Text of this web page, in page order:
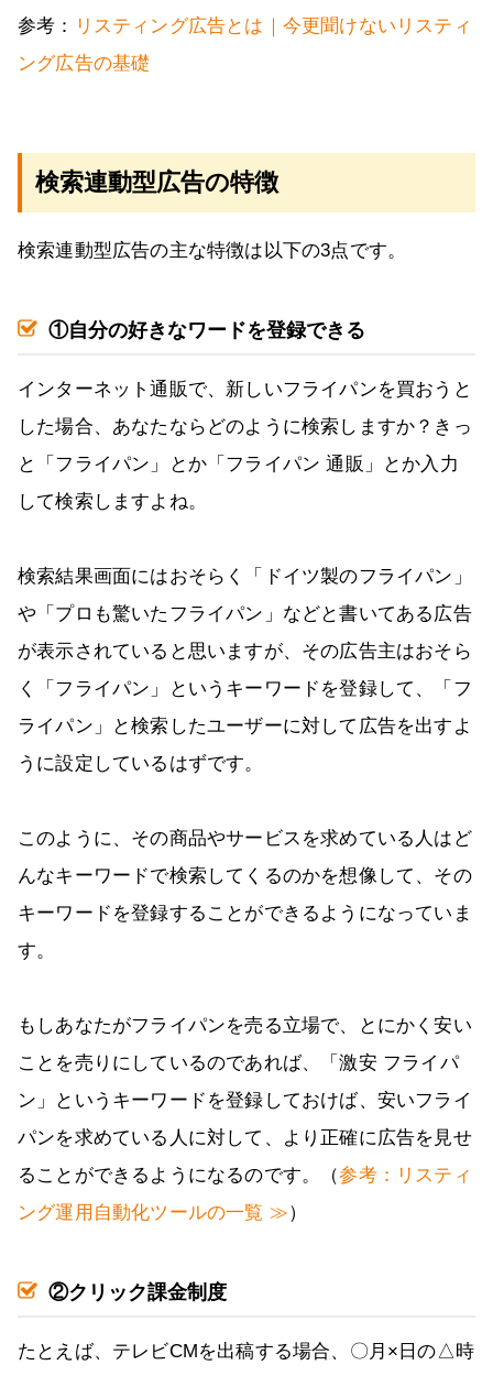
参考：
リスティング広告とは｜今更聞けないリスティ
ング広告の基礎
検索連動型広告の特徴
検索連動型広告の主な特徴は以下の3点です。
①自分の好きなワードを登録できる
インターネット通販で、新しいフライパンを買おうと
した場合、あなたならどのように検索しますか？きっ
と「フライパン」とか「フライパン 通販」とか入力
して検索しますよね。
検索結果画面にはおそらく「ドイツ製のフライパン」
や「プロも驚いたフライパン」などと書いてある広告
が表示されていると思いますが、その広告主はおそら
く「フライパン」というキーワードを登録して、「フ
ライパン」と検索したユーザーに対して広告を出すよ
うに設定しているはずです。
このように、その商品やサービスを求めている人はど
んなキーワードで検索してくるのかを想像して、その
キーワードを登録することができるようになっていま
す。
もしあなたがフライパンを売る立場で、とにかく安い
ことを売りにしているのであれば、「激安 フライパ
ン」というキーワードを登録しておけば、安いフライ
パンを求めている人に対して、より正確に広告を見せ
ることができるようになるのです。（参考：リスティ
ング運用自動化ツールの一覧 ≫）
②クリック課金制度
たとえば、テレビCMを出稿する場合、〇月×日の△時